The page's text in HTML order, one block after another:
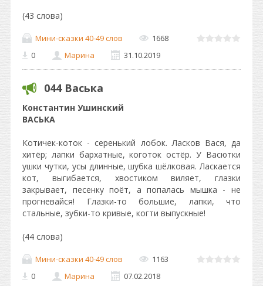
(43 слова)
Мини-сказки 40-49 слов
1668
0
Марина 31.10.2019
044 Васька
Константин Ушинский
ВАСЬКА
Котичек-коток - серенький лобок. Ласков Вася, да
хитёр; лапки бархатные, коготок остёр. У Васютки
ушки чутки, усы длинные, шубка шёлковая. Ласкается
кот, выгибается, хвостиком виляет, глазки
закрывает, песенку поёт, а попалась мышка - не
прогневайся! Глазки-то большие, лапки, что
стальные, зубки-то кривые, когти выпускные!
(44 слова)
Мини-сказки 40-49 слов
1163
0
Марина 07.02.2018